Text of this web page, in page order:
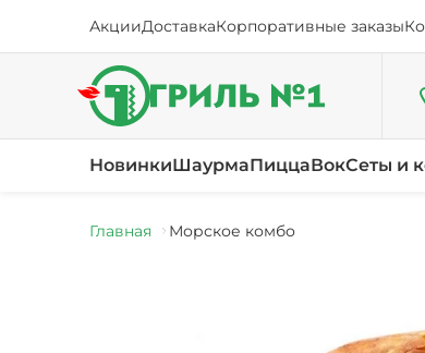
АкцииДоставкаКорпоративные заказы
НовинкиШаурмаПиццаВокСеты и
Главная Морское комбо